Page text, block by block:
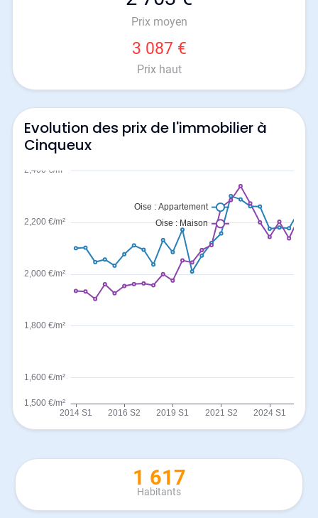
Prix moyen
3 087 €
Prix haut
Evolution des prix de l'immobilier à
Cinqueux
1 617
Habitants